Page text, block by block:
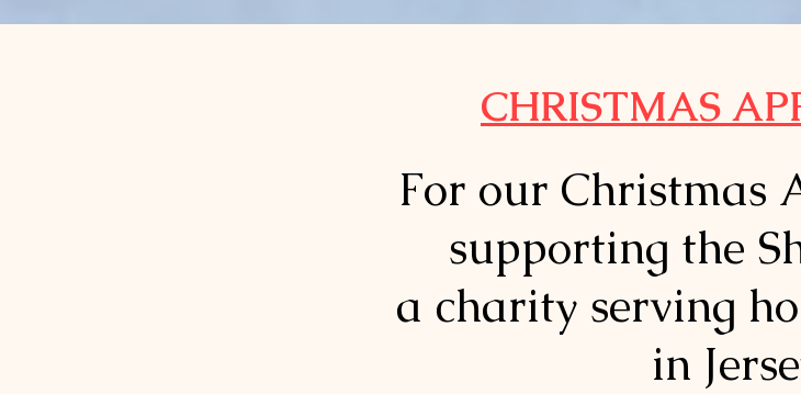
CHRISTMAS
For our Christmas
supporting the
a charity serving
in